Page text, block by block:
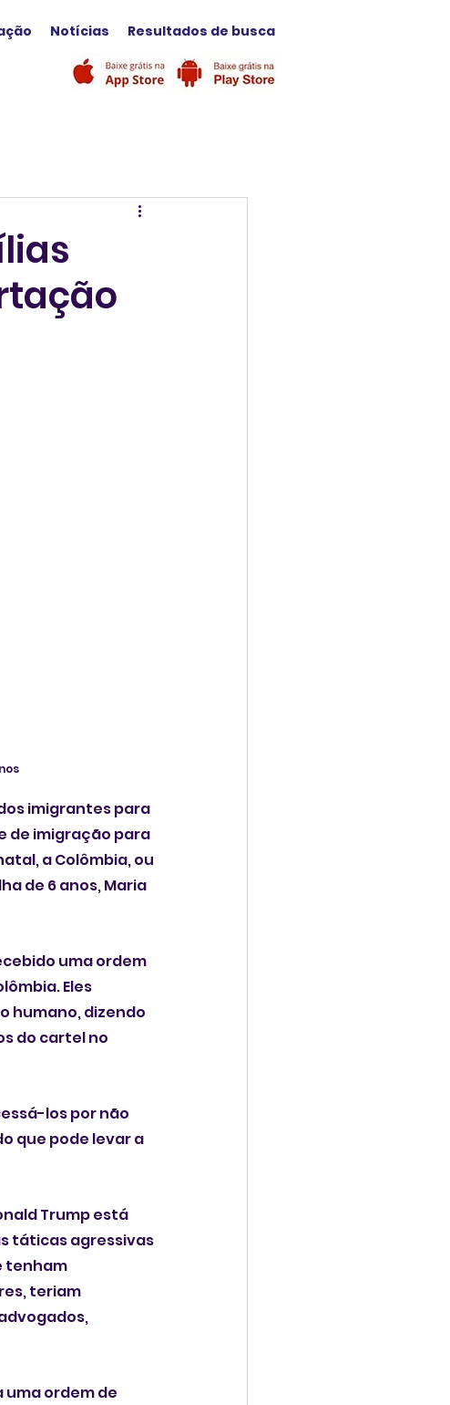
Notícias Resultados de busca
imigrantes para
de imigração para
a Colômbia, ou
de 6 anos, Maria
uma ordem
Eles
humano, dizendo
do cartel no
los por não
que pode levar a
Trump está
táticas agressivas
tenham
teriam
uma ordem de